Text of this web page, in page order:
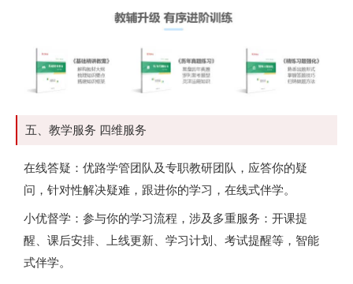
五、教学服务 四维服务
在线答疑：优路学管团队及专职教研团队，应答你的疑
问，针对性解决疑难，跟进你的学习，在线式伴学。
小优督学：参与你的学习流程，涉及多重服务：开课提
醒、课后安排、上线更新、学习计划、考试提醒等，智能
式伴学。